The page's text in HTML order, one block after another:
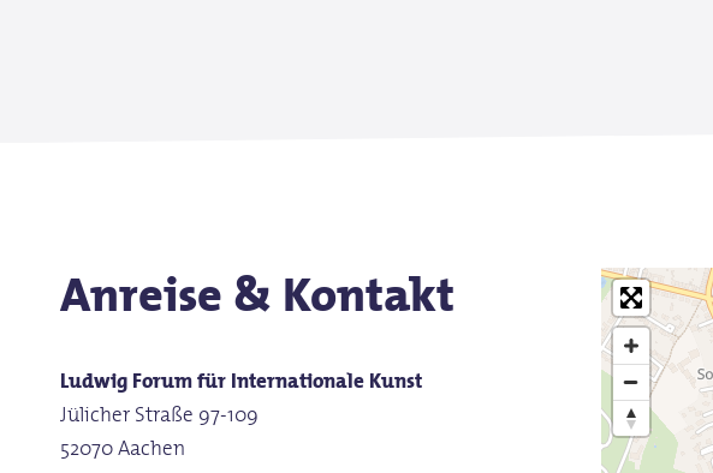
Anreise & Kontakt
Ludwig Forum für Internationale Kunst
Jülicher Straße 97-109
52070 Aachen